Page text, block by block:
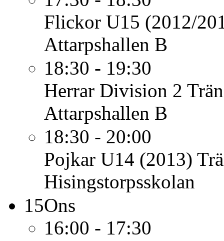
Flickor U15 (2012/
Attarpshallen B
18:30 - 19:30
Herrar Division 2
Attarpshallen B
18:30 - 20:00
Pojkar U14 (2013)
Hisingstorpsskolan
15Ons
16:00 - 17:30